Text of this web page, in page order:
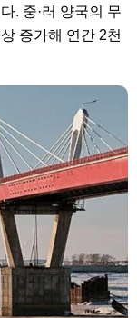
. 중·러 양국의 무
증가해 연간 2천